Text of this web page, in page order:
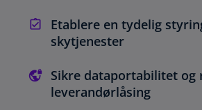
Etablere en tydelig
skytjenester
Sikre dataportabilitet og
leverandørlåsing